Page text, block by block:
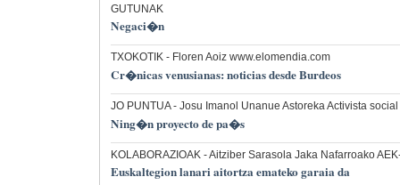
GUTUNAK
Negaci�n
TXOKOTIK- Floren Aoiz www.elomendia.com
Cr�nicas venusianas: noticias desde Burdeos
JO PUNTUA- Josu Imanol Unanue Astoreka Activista social
Ning�n proyecto de pa�s
KOLABORAZIOAK - Aitziber Sarasola Jaka Nafarroako
Euskaltegion lanari aitortza emateko garaia da